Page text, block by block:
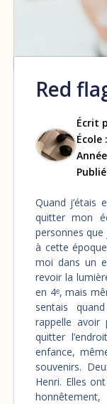
Red
Écrit
École :
Quand j’étais
quitter mon
personnes
à cette
moi dans un
revoir la
en 4ᵉ, mais
sentais
rappelle avoir
quitter
enfance,
souvenirs.
Henri. Elles